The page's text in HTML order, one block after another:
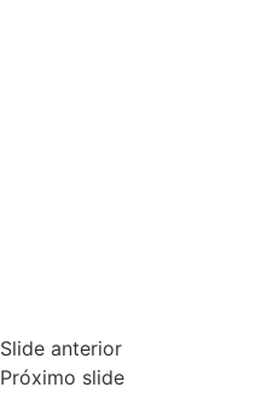
Slide anterior
Próximo slide